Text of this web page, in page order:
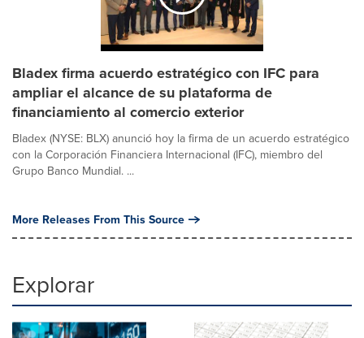
Bladex firma acuerdo estratégico con IFC para
ampliar el alcance de su plataforma de
financiamiento al comercio exterior
Bladex (NYSE: BLX) anunció hoy la firma de un acuerdo estratégico
con la Corporación Financiera Internacional (IFC), miembro del
Grupo Banco Mundial. ...
More Releases From This Source
Explorar